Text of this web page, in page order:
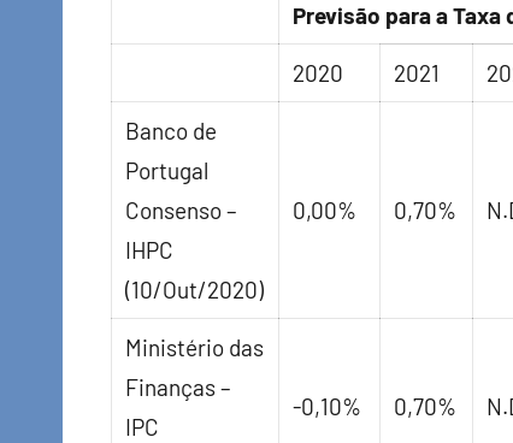
Previsão para a Taxa
2020 2021
Banco de
Portugal
Consenso –
IHPC
(10/Out/2020)
0,00% 0,70%
Ministério das
Finanças –
IPC
-0,10% 0,70%